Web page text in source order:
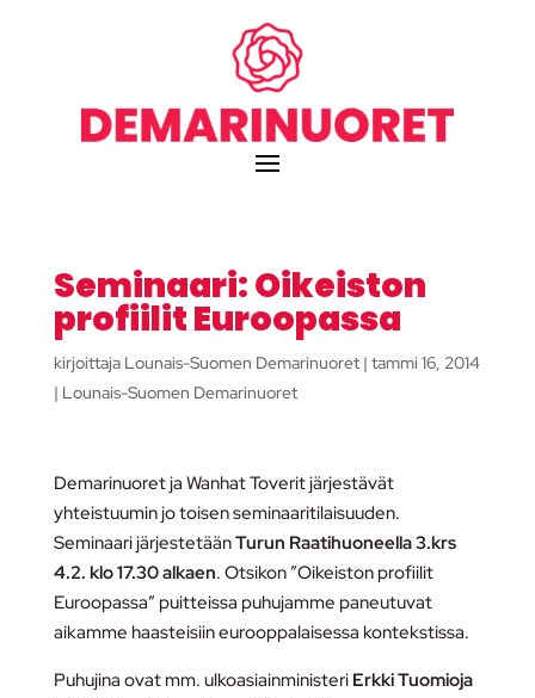
Seminaari: Oikeiston
profiilit Euroopassa
kirjoittaja Lounais-Suomen Demarinuoret| tammi 16, 2014
| Lounais-Suomen Demarinuoret
Demarinuoret ja Wanhat Toverit järjestävät
yhteistuumin jo toisen seminaaritilaisuuden.
Seminaari järjestetäänTurun Raatihuoneella 3.krs
4.2. klo 17.30 alkaen. Otsikon ”Oikeiston profiilit
Euroopassa” puitteissa puhujamme paneutuvat
aikamme haasteisiin eurooppalaisessa kontekstissa.
Puhujina ovat mm. ulkoasiainministeri Erkki Tuomioja